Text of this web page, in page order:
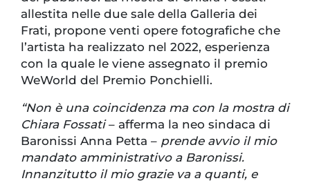
allestita nelle due sale della Galleria dei
Frati, propone venti opere fotografiche che
l’artista ha realizzato nel 2022, esperienza
con la quale le viene assegnato il premio
WeWorld del Premio Ponchielli.
“Non è una coincidenza ma con la mostra di
Chiara Fossati– afferma la neo sindaca di
Baronissi Anna Petta – prende avvio il mio
mandato amministrativo a Baronissi.
Innanzitutto il mio grazie va a quanti, e